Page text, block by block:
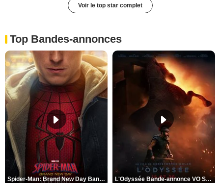
Voir le top star complet
Top Bandes-annonces
Spider-Man: Brand New Day Bande-annonce VO STFR L'Odyssée Bande-annonce VO STFR